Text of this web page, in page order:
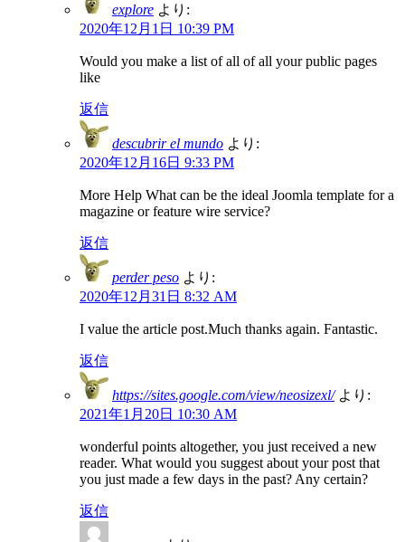
explore より:
2020年12月1日 10:39 PM
Would you make a list of all of all your public pages
like
返信
descubrir el mundo より:
2020年12月16日 9:33 PM
More Help What can be the ideal Joomla template for a
magazine or feature wire service?
返信
perder peso より:
2020年12月31日 8:32 AM
I value the article post.Much thanks again. Fantastic.
返信
https://sites.google.com/view/neosizexl/ より:
2021年1月20日 10:30 AM
wonderful points altogether, you just received a new
reader. What would you suggest about your post that
you just made a few days in the past? Any certain?
返信